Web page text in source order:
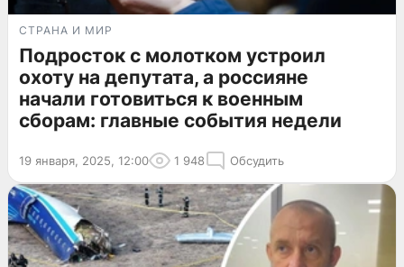
СТРАНА И МИР
Подросток с молотком устроил
охоту на депутата, а россияне
начали готовиться к военным
сборам: главные события недели
19 января, 2025, 12:00 1 948 Обсудить